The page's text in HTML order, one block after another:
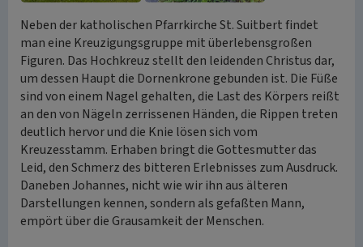
Neben der katholischen Pfarrkirche St. Suitbert findet
man eine Kreuzigungsgruppe mit überlebensgroßen
Figuren. Das Hochkreuz stellt den leidenden Christus dar,
um dessen Haupt die Dornenkrone gebunden ist. Die Füße
sind von einem Nagel gehalten, die Last des Körpers reißt
an den von Nägeln zerrissenen Händen, die Rippen treten
deutlich hervor und die Knie lösen sich vom
Kreuzesstamm. Erhaben bringt die Gottesmutter das
Leid, den Schmerz des bitteren Erlebnisses zum Ausdruck.
Daneben Johannes, nicht wie wir ihn aus älteren
Darstellungen kennen, sondern als gefaßten Mann,
empört über die Grausamkeit der Menschen.